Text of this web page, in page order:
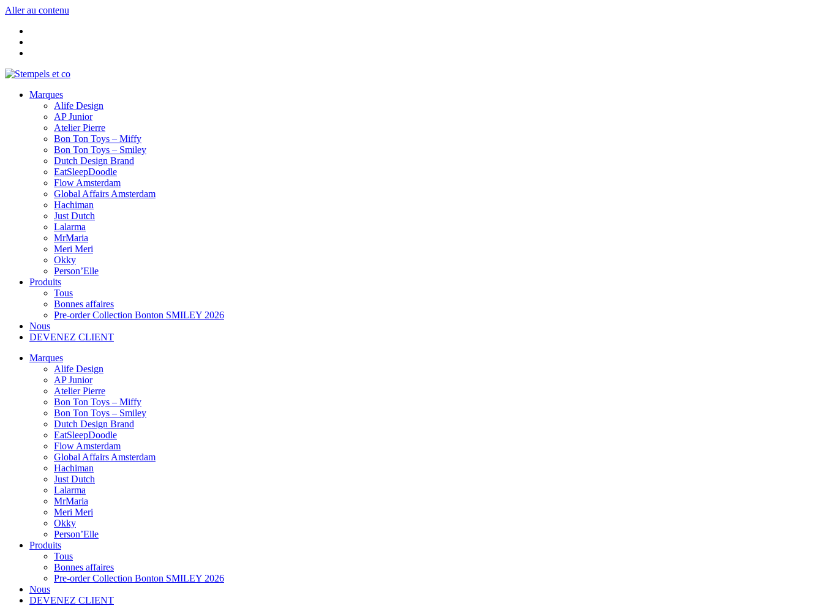
Aller au contenu
Marques
Alife Design
AP Junior
Atelier Pierre
Bon Ton Toys – Miffy
Bon Ton Toys – Smiley
Dutch Design Brand
EatSleepDoodle
Flow Amsterdam
Global Affairs Amsterdam
Hachiman
Just Dutch
Lalarma
MrMaria
Meri Meri
Okky
Person’Elle
Produits
Tous
Bonnes affaires
Pre-order Collection Bonton SMILEY 2026
Nous
DEVENEZ CLIENT
Marques
Alife Design
AP Junior
Atelier Pierre
Bon Ton Toys – Miffy
Bon Ton Toys – Smiley
Dutch Design Brand
EatSleepDoodle
Flow Amsterdam
Global Affairs Amsterdam
Hachiman
Just Dutch
Lalarma
MrMaria
Meri Meri
Okky
Person’Elle
Produits
Tous
Bonnes affaires
Pre-order Collection Bonton SMILEY 2026
Nous
DEVENEZ CLIENT